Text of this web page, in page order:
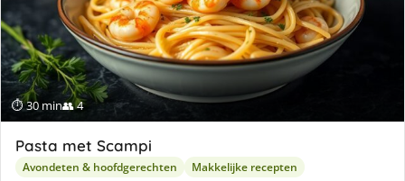
⏱ 30 min👥 4
Pasta met Scampi
Avondeten & hoofdgerechten Makkelijke recepten